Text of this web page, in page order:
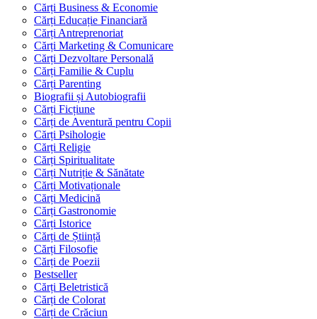
Cărți Business & Economie
Cărți Educație Financiară
Cărți Antreprenoriat
Cărți Marketing & Comunicare
Cărți Dezvoltare Personală
Cărți Familie & Cuplu
Cărți Parenting
Biografii și Autobiografii
Cărți Ficțiune
Cărți de Aventură pentru Copii
Cărți Psihologie
Cărți Religie
Cărți Spiritualitate
Cărți Nutriție & Sănătate
Cărți Motivaționale
Cărți Medicină
Cărți Gastronomie
Cărți Istorice
Cărți de Știință
Cărți Filosofie
Cărți de Poezii
Bestseller
Cărți Beletristică
Cărți de Colorat
Cărți de Crăciun